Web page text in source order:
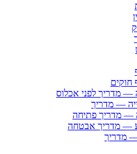
חוקים
מדריך לפני אכלוס
— מדריך
— מדריך פתיחה
— מדריך אבטחה
מדריך